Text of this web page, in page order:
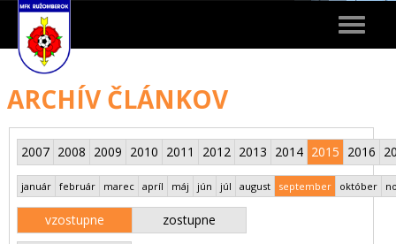
Toggle
ARCHÍV ČLÁNKOV
2007 2008 2009 2010 2011 2012 2013 2014 2015 2016
január február marec apríl máj jún júl august september október
vzostupne zostupne